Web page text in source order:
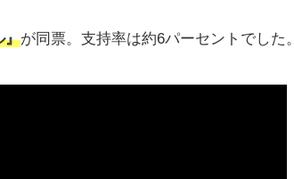
』が同票。支持率は約6パーセントでした。